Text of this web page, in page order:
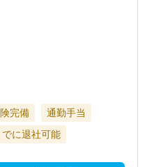
完備
通勤手当
でに退社可能